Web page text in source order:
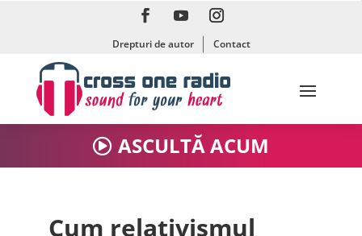
Drepturi de autor Contact
ASCULTĂ ACUM
Cum relativismul